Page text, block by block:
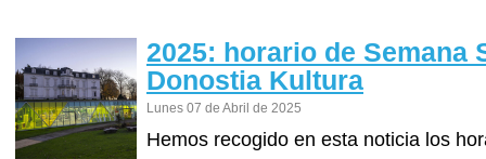
2025: horario de Semana
Donostia Kultura
Lunes 07 de Abril de 2025
Hemos recogido en esta noticia los